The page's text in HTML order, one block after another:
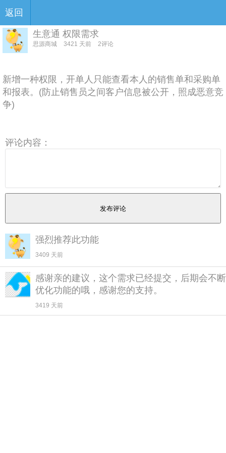
返回
生意通 权限需求
思源商城 3421 天前 2评论
新增一种权限，开单人只能查看本人的销售单和采购单
和报表。(防止销售员之间客户信息被公开，照成恶意竞
争)
评论内容：
强烈推荐此功能
3409 天前
感谢亲的建议，这个需求已经提交，后期会不断
优化功能的哦，感谢您的支持。
3419 天前